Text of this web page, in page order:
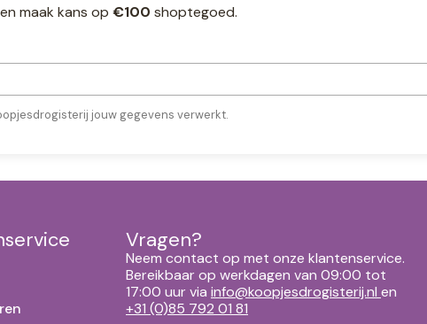
maak kans op €100 shoptegoed.
jouw gegevens verwerkt.
Vragen?
Neem contact op met onze klantenservice.
Bereikbaar op werkdagen van 09:00 tot
17:00 uur via info@koopjesdrogisterij.nl en
+31 (0)85 792 01 81